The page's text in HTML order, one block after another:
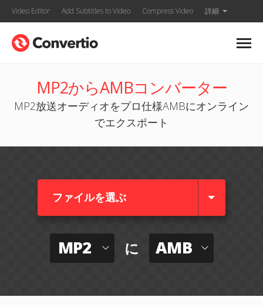
Video Editor Add Subtitles to Video Compress Video 詳細
MP2からAMBコンバーター
MP2放送オーディオをプロ仕様AMBにオンライン
でエクスポート
ファイルを選ぶ
MP2 に AMB